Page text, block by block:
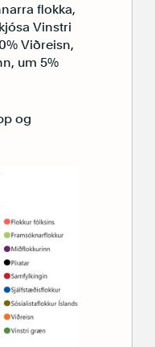
flokka,
Vinstri
Viðreisn,
um 5%
og